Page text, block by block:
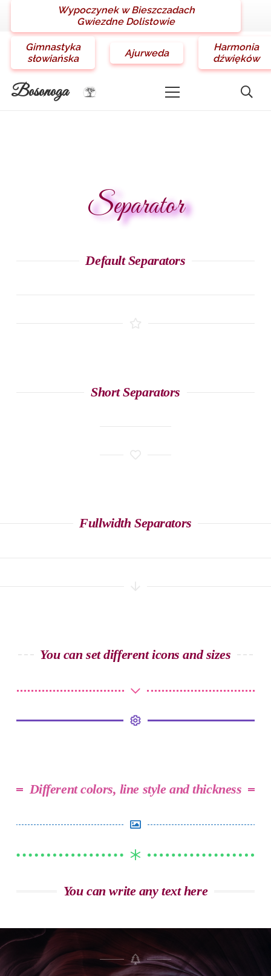
Wypoczynek w Bieszczadach
Gwiezdne Dolistowie
Gimnastyka
słowiańska
Ajurweda
Harmonia
dźwięków
Bosonoga
Separator
Default Separators
Short Separators
Fullwidth Separators
You can set different icons and sizes
Different colors, line style and thickness
You can write any text here